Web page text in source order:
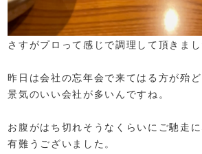
さすがプロって感じで調理して頂きまし
昨日は会社の忘年会で来てはる方が殆ど
景気のいい会社が多いんですね。
お腹がはち切れそうなくらいにご馳走に
有難うございました。